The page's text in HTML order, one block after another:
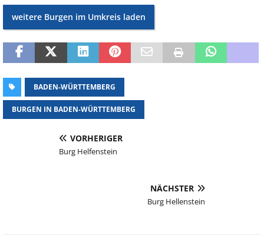
weitere Burgen im Umkreis laden
BADEN-WÜRTTEMBERG
BURGEN IN BADEN-WÜRTTEMBERG
VORHERIGER
Burg Helfenstein
NÄCHSTER
Burg Hellenstein